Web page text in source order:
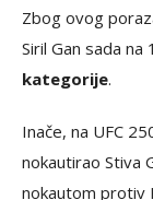
Zbog ovog
Siril Gan sada na
kategorije.
Inače, na UFC
nokautirao Stiva
nokautom protiv